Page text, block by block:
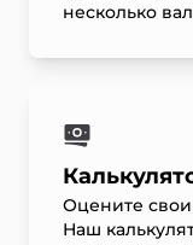
несколько
Оцените свои
Наш